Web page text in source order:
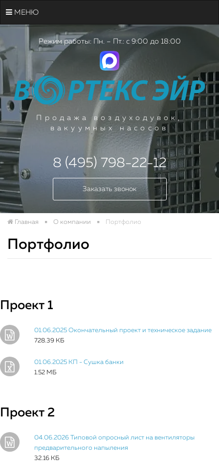
МЕНЮ
Режим работы: Пн. – Пт.: с 9:00 до 18:00
Продажа воздуходувок,
вакуумных насосов
8 (495) 798-22-12
Заказать звонок
Главная О компании Портфолио
Портфолио
Проект 1
01.06.2025 Окончательный проект и техническое задание
728.39 КБ
01.06.2025 КП - Сушка банки
1.52 МБ
Проект 2
04.06.2026 Типовой опросный лист на вентиляторы
предварительного напыления
32.16 КБ